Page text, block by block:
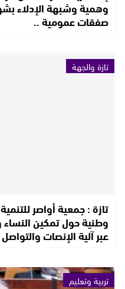
وهمية وشبهة الإدلاء
صفقات عمومية ..
تازة والجهة
تازة : جمعية أواصر
وطنية حول تمكين النساء
عبر آلية الإنصات والتواصل
تربية وتعليم